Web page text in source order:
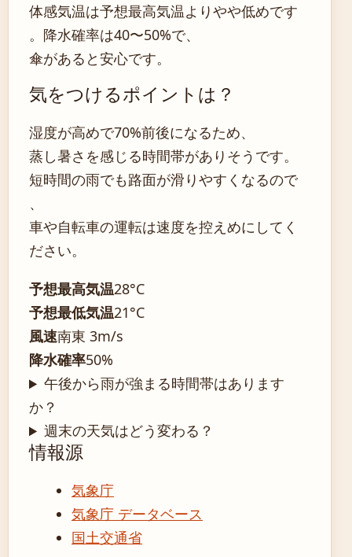
体感気温は予想最高気温よりやや低めです
。降水確率は40〜50%で、
傘があると安心です。
気をつけるポイントは？
湿度が高めで70%前後になるため、
蒸し暑さを感じる時間帯がありそうです。
短時間の雨でも路面が滑りやすくなるので
、
車や自転車の運転は速度を控えめにしてく
ださい。
予想最高気温28°C
予想最低気温21°C
風速南東 3m/s
降水確率50%
午後から雨が強まる時間帯はあります
か？
週末の天気はどう変わる？
情報源
気象庁
気象庁 データベース
国土交通省